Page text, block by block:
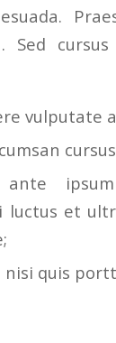
Sed
vulputate
ante
luctus et
nisi quis